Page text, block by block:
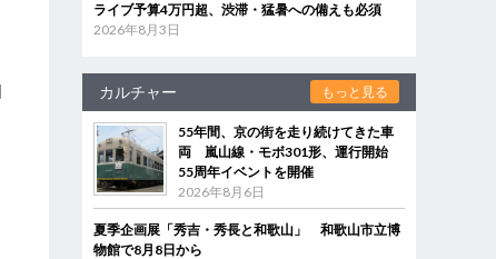
ライブ予算4万円超、渋滞・猛暑への備えも必須
2026年8月3日
カルチャー もっと見る
55年間、京の街を走り続けてきた車
両 嵐山線・モボ301形、運行開始
55周年イベントを開催
2026年8月6日
夏季企画展「秀吉・秀長と和歌山」 和歌山市立博
物館で8月8日から